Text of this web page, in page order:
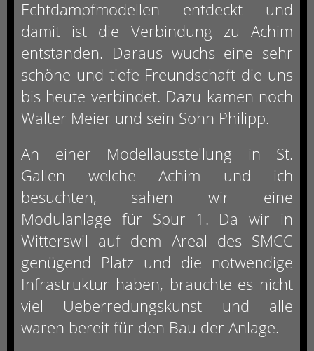
Echtdampfmodellen entdeckt und
damit ist die Verbindung zu Achim
entstanden. Daraus wuchs eine sehr
schöne und tiefe Freundschaft die uns
bis heute verbindet. Dazu kamen noch
Walter Meier und sein Sohn Philipp.
An einer Modellausstellung in St.
Gallen welche Achim und ich
besuchten, sahen wir eine
Modulanlage für Spur 1. Da wir in
Witterswil auf dem Areal des SMCC
genügend Platz und die notwendige
Infrastruktur haben, brauchte es nicht
viel Ueberredungskunst und alle
waren bereit für den Bau der Anlage.